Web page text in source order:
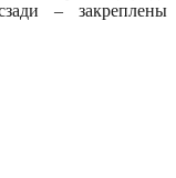
– закреплены